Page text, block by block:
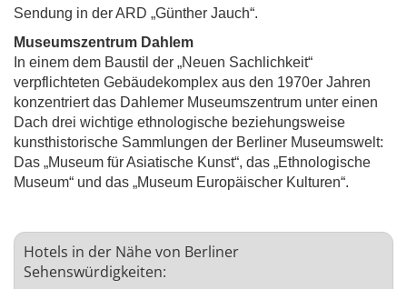
Sendung in der ARD „Günther Jauch“.
Museumszentrum Dahlem
In einem dem Baustil der „Neuen Sachlichkeit“
verpflichteten Gebäudekomplex aus den 1970er Jahren
konzentriert das Dahlemer Museumszentrum unter einen
Dach drei wichtige ethnologische beziehungsweise
kunsthistorische Sammlungen der Berliner Museumswelt:
Das „Museum für Asiatische Kunst“, das „Ethnologische
Museum“ und das „Museum Europäischer Kulturen“.
Hotels in der Nähe von Berliner
Sehenswürdigkeiten: